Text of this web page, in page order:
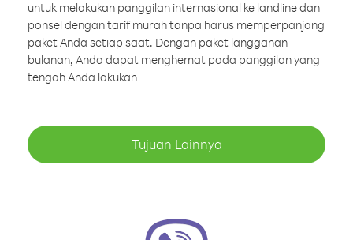
untuk melakukan panggilan internasional ke landline dan
ponsel dengan tarif murah tanpa harus memperpanjang
paket Anda setiap saat. Dengan paket langganan
bulanan, Anda dapat menghemat pada panggilan yang
tengah Anda lakukan
Tujuan Lainnya